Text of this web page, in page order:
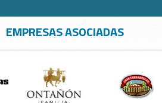
EMPRESAS ASOCIADAS